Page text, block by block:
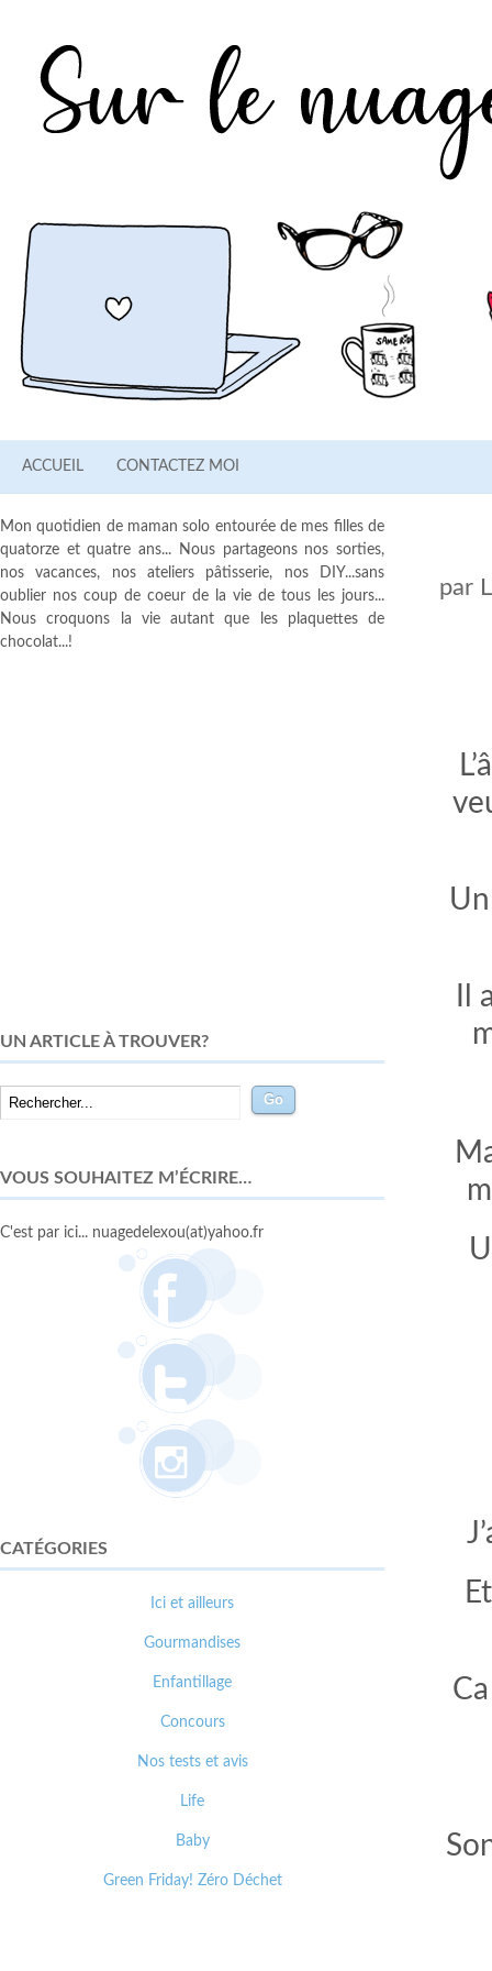
ACCUEIL CONTACTEZ MOI
par
Il
Mon quotidien de maman solo entourée de mes filles de
quatorze et quatre ans... Nous partageons nos sorties,
nos vacances, nos ateliers pâtisserie, nos DIY...sans
oublier nos coup de coeur de la vie de tous les jours...
Nous croquons la vie autant que les plaquettes de
chocolat...!
UN ARTICLE À TROUVER?
VOUS SOUHAITEZ M’ÉCRIRE…
C'est par ici... nuagedelexou(at)yahoo.fr
CATÉGORIES
Ici et ailleurs
Gourmandises
Enfantillage
Concours
Nos tests et avis
Life
Baby
Green Friday! Zéro Déchet